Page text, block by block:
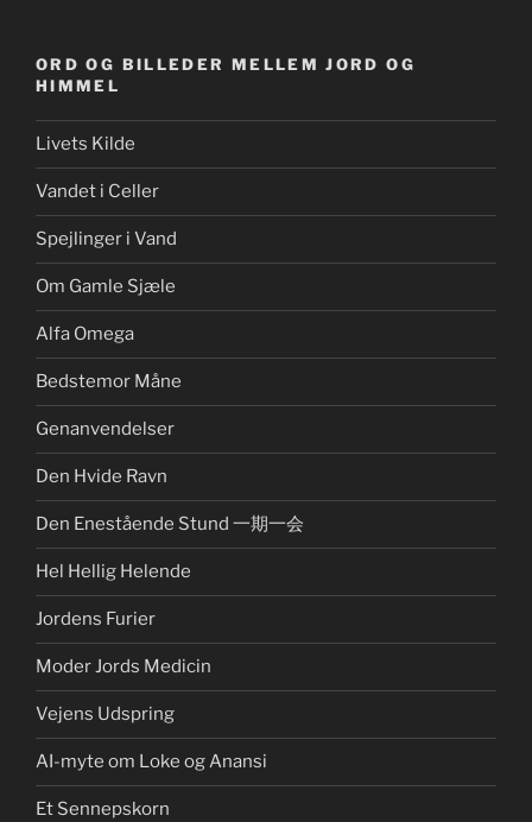
ORD OG BILLEDER MELLEM JORD OG
HIMMEL
Livets Kilde
Vandet i Celler
Spejlinger i Vand
Om Gamle Sjæle
Alfa Omega
Bedstemor Måne
Genanvendelser
Den Hvide Ravn
Den Enestående Stund 一期一会
Hel Hellig Helende
Jordens Furier
Moder Jords Medicin
Vejens Udspring
AI-myte om Loke og Anansi
Et Sennepskorn